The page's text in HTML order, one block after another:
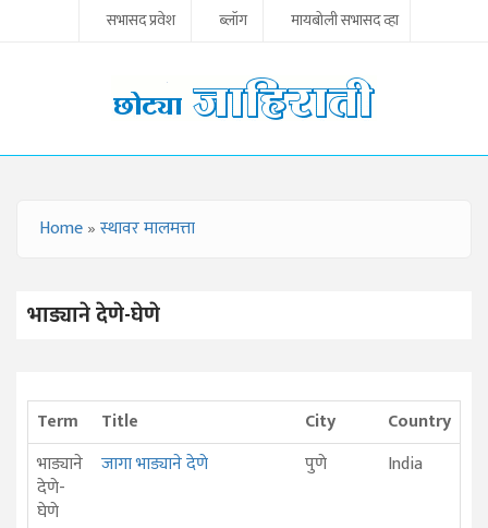
Skip to main content
सभासद प्रवेश ब्लॉग मायबोली सभासद व्हा
YOU ARE HERE
Home»स्थावर मालमत्ता
भाड्याने देणे-घेणे
Term Title City
Country
भाड्याने
देणे-
घेणे
जागा भाड्याने देणे पुणे India